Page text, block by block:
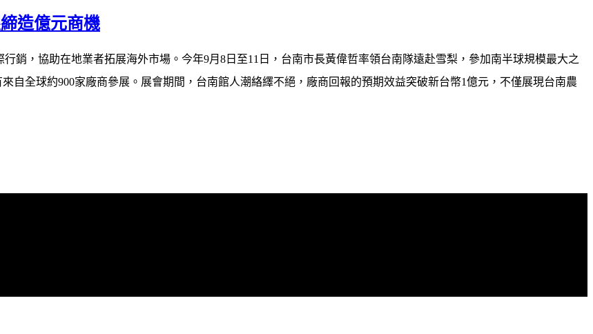
造億元商機
銷，協助在地業者拓展海外市場。今年9月 8 日至11 日，台南市長黃偉哲率領台南隊遠赴雪梨，參加南半球規模最大之
自全球約900家廠商參展。展會期間，台南館人潮絡繹不絕，廠商回報的預期效益突破新台幣1億元，不僅展現台南農